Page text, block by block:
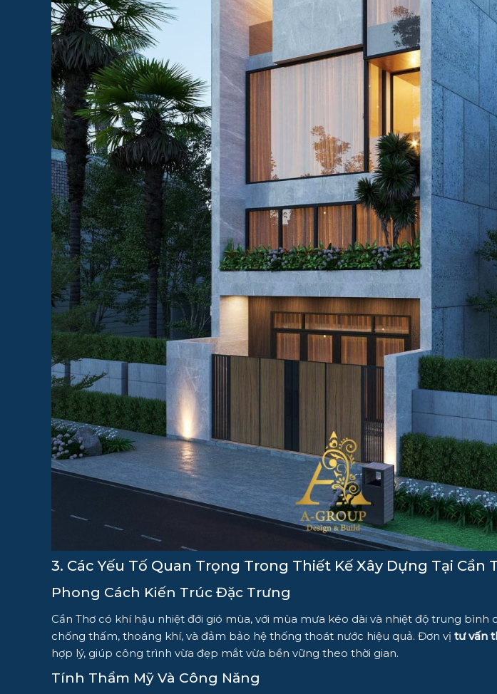
3. Các Yếu Tố Quan Trọng Trong Thiết Kế Xây Dựng Tại Cần
Phong Cách Kiến Trúc Đặc Trưng
Cần Thơ có khí hậu nhiệt đới gió mùa, với mùa mưa kéo dài và nhiệt độ trung
chống thấm, thoáng khí, và đảm bảo hệ thống thoát nước hiệu quả. Đơn vị tư vấn
hợp lý, giúp công trình vừa đẹp mắt vừa bền vững theo thời gian.
Tính Thẩm Mỹ Và Công Năng